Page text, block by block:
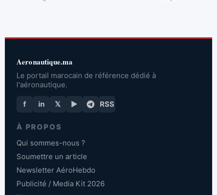
Aeronautique.ma
Le portail marocain de référence dédié à
l'aéronautique.
f in 𝕏 ▶ RSS
À PROPOS
Qui sommes-nous ?
Soumettre un article
Newsletter AéroHebdo
Publicité / Media Kit 2026